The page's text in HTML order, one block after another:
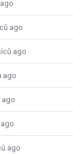
ago
ago
ago
ago
ago